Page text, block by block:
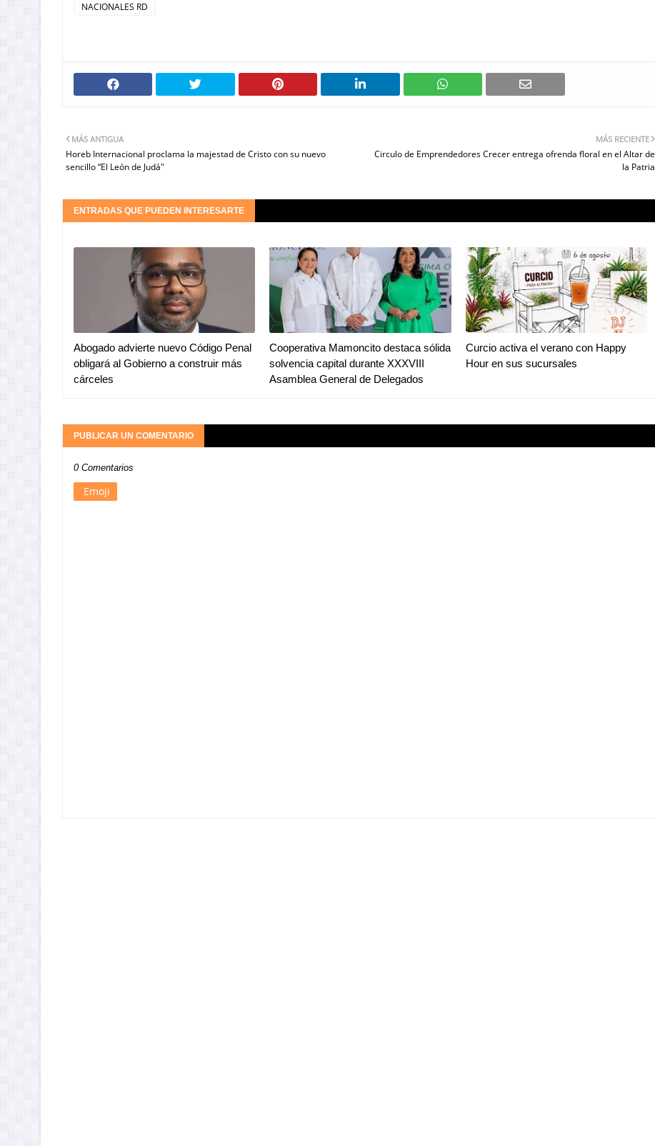
NACIONALES RD
MÁS RECIENTE
Circulo de Emprendedores Crecer entrega ofrenda floral en el Altar de
la Patria
MÁS ANTIGUA
Horeb Internacional proclama la majestad de Cristo con su nuevo
sencillo “El León de Judá"
ENTRADAS QUE PUEDEN INTERESARTE
Abogado advierte nuevo Código Penal
obligará al Gobierno a construir más
cárceles
Cooperativa Mamoncito destaca sólida
solvencia capital durante XXXVIII
Asamblea General de Delegados
Curcio activa el verano con Happy
Hour en sus sucursales
PUBLICAR UN COMENTARIO
0 Comentarios
Emoji